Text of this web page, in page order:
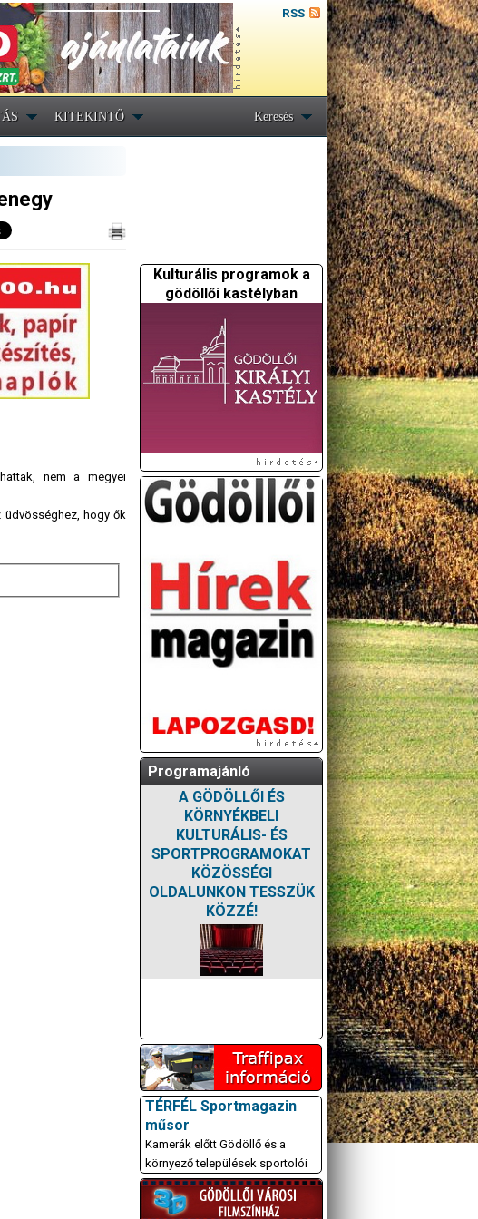
RSS
KITEKINTŐ Keresés
nem a megyei
üdvösséghez, hogy ők
Kulturális programok a
gödöllői kastélyban
Programajánló
A GÖDÖLLŐI ÉS
KÖRNYÉKBELI
KULTURÁLIS- ÉS
SPORTPROGRAMOKAT
KÖZÖSSÉGI
OLDALUNKON TESSZÜK
KÖZZÉ!
TÉRFÉL Sportmagazin
műsor
Kamerák előtt Gödöllő és a
környező települések sportolói